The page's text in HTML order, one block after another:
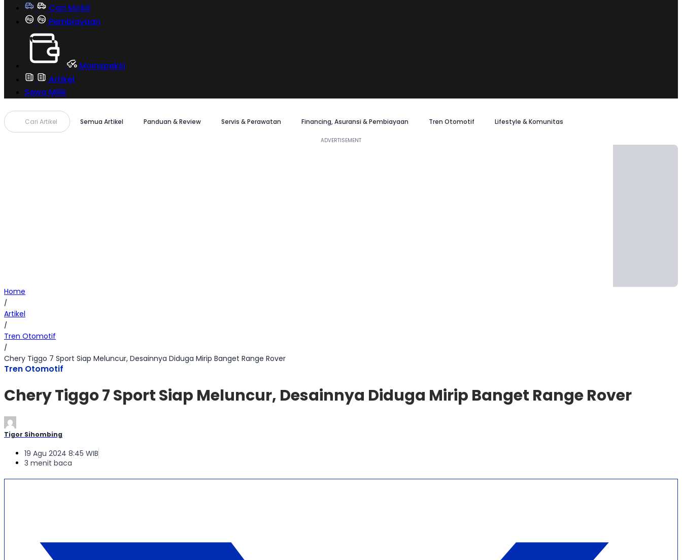
Cari Mobil
Pembiayaan
MoInspeksi
Artikel
Sewa Milik
Cari Artikel Semua Artikel Panduan & Review Servis & Perawatan Financing, Asuransi & Pembiayaan Tren Otomotif Lifestyle & Komunitas
Home
/
Artikel
/
Tren Otomotif
/
Chery Tiggo 7 Sport Siap Meluncur, Desainnya Diduga Mirip Banget Range Rover
Tren Otomotif
Chery Tiggo 7 Sport Siap Meluncur, Desainnya Diduga Mirip Banget Range Rover
Tigor Sihombing
19 Agu 2024 8:45 WIB
3 menit baca